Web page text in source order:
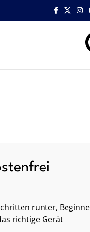
runter, Beginne
richtige Gerät